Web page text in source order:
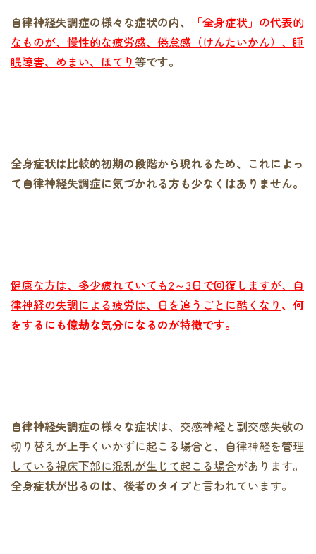
自律神経失調症の様々な症状の内、 「全身症状」の代表的
なものが、慢性的な疲労感、倦怠感（けんたいかん）、睡
眠障害、めまい、ほてり 等です。
全身症状は比較的初期の段階から現れるため、これによっ
て自律神経失調症に気づかれる方も少なくはありません。
健康な方は、多少疲れていても2～3日で回復しますが、自
律神経の失調による疲労は、日を追うごとに酷くなり 、何
をするにも億劫な気分になるのが特徴です。
自律神経失調症の様々な症状は、交感神経と副交感失敬の
切り替えが上手くいかずに起こる場合と、 自律神経を管理
している視床下部に混乱が生じて起こる場合があります。
全身症状が出るのは、後者のタイプと言われています。